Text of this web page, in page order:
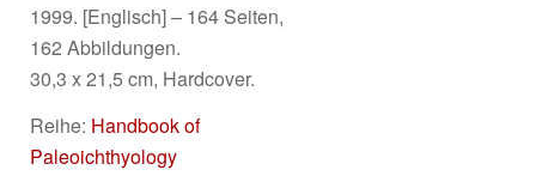
1999. [Englisch] – 164 Seiten,
162 Abbildungen.
30,3 x 21,5 cm, Hardcover.
Reihe: Handbook of
Paleoichthyology